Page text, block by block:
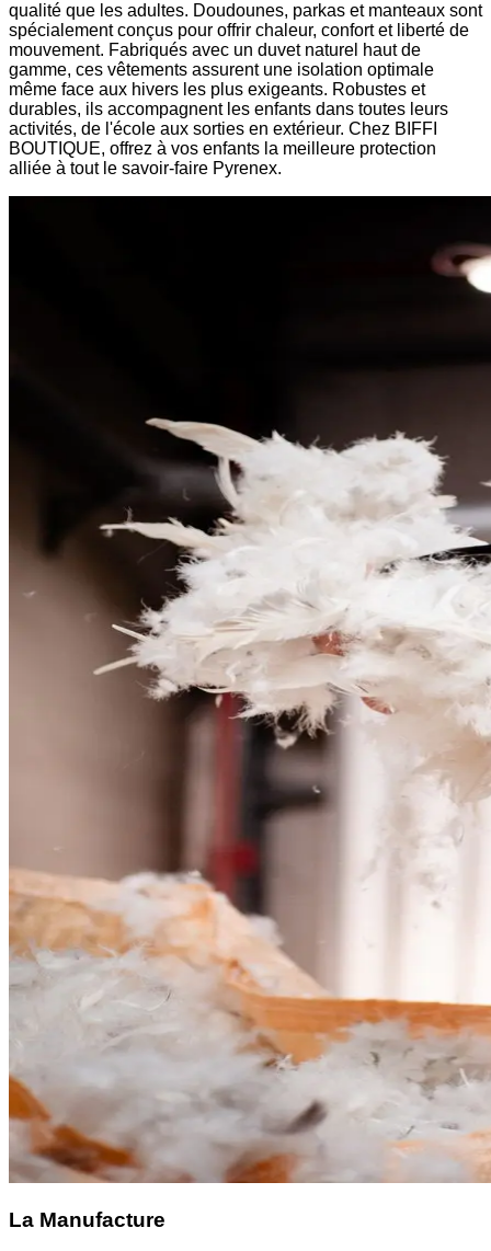
qualité que les adultes. Doudounes, parkas et manteaux sont
spécialement conçus pour offrir chaleur, confort et liberté de
mouvement. Fabriqués avec un duvet naturel haut de
gamme, ces vêtements assurent une isolation optimale
même face aux hivers les plus exigeants. Robustes et
durables, ils accompagnent les enfants dans toutes leurs
activités, de l'école aux sorties en extérieur. Chez BIFFI
BOUTIQUE, offrez à vos enfants la meilleure protection
alliée à tout le savoir-faire Pyrenex.
La Manufacture